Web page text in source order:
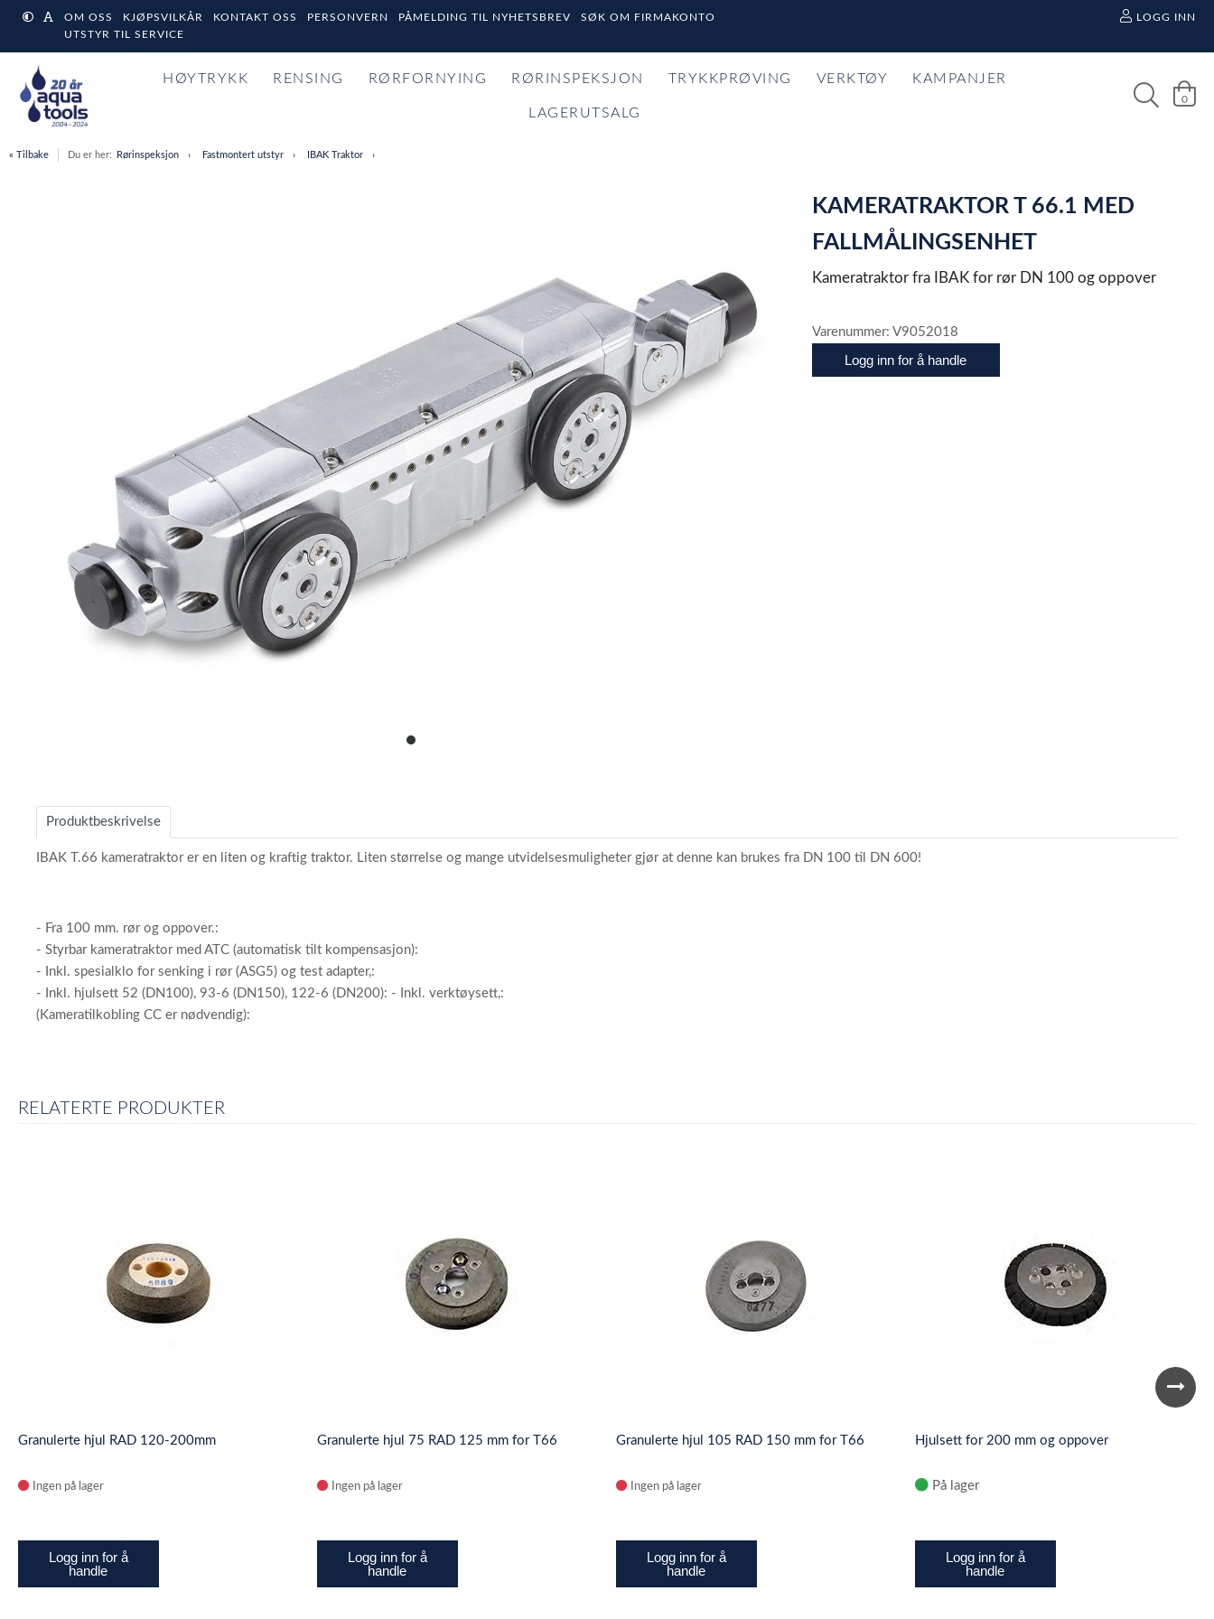
OM OSS KJØPSVILKÅR KONTAKT OSS PERSONVERN PÅMELDING TIL NYHETSBREV
SØK OM FIRMAKONTO
UTSTYR TIL SERVICE
LOGG INN
HØYTRYKK RENSING RØRFORNYING RØRINSPEKSJON TRYKKPRØVING VERKTØY KAMPANJER
LAGERUTSALG
0
« Tilbake Du er her: Rørinspeksjon Fastmontert utstyr IBAK Traktor
item
of
KAMERATRAKTOR T 66.1 MED
FALLMÅLINGSENHET
Kameratraktor fra IBAK for rør DN 100 og oppover
Varenummer: V9052018
Logg inn for å handle
Produktbeskrivelse
IBAK T.66 kameratraktor er en liten og kraftig traktor. Liten størrelse og mange utvidelsesmuligheter gjør at denne kan brukes fra DN 100 til DN 600!
- Fra 100 mm. rør og oppover.:
- Styrbar kameratraktor med ATC (automatisk tilt kompensasjon):
- Inkl. spesialklo for senking i rør (ASG5) og test adapter,:
- Inkl. hjulsett 52 (DN100), 93-6 (DN150), 122-6 (DN200): - Inkl. verktøysett,:
(Kameratilkobling CC er nødvendig):
RELATERTE PRODUKTER
Granulerte hjul RAD 120-200mm
Ingen på lager
Logg inn for å
handle
Granulerte hjul 75 RAD 125 mm for T66
Ingen på lager
Logg inn for å
handle
Granulerte hjul 105 RAD 150 mm for T66
Ingen på lager
Logg inn for å
handle
Hjulsett for 200 mm og oppover
På lager
Logg inn for å
handle